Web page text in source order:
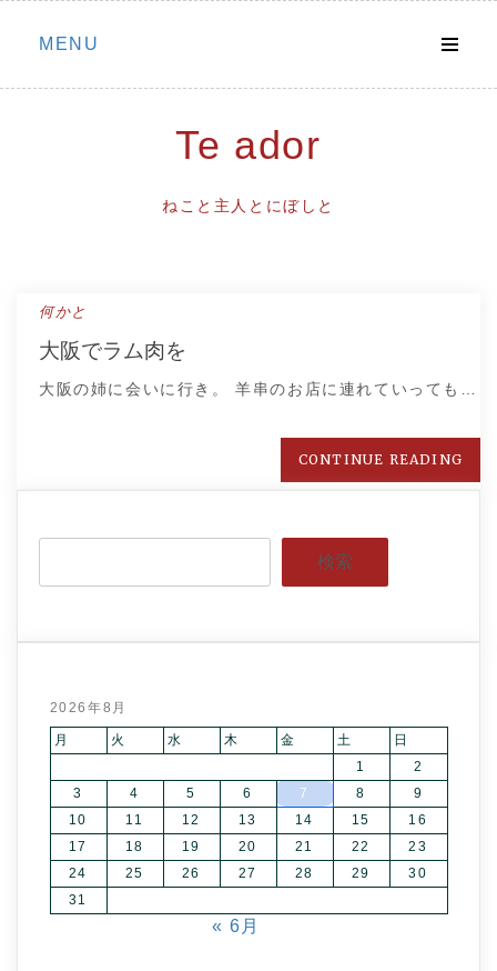
Skip
MENU
Te ador
ねこと主人とにぼしと
何かと
大阪でラム肉を
大阪の姉に会いに行き。 羊串のお店に連れていっても…
CONTINUE READING
検索
2026年8月
月 火 水 木 金 土
日
1
2
3
4 5 6 7 8
9
10
11 12 13 14 15
16
17
18 19 20 21 22
23
24
25 26 27 28 29
30
31
« 6月